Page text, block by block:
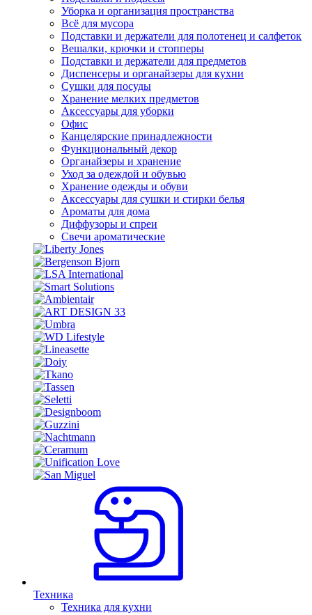
Уборка и организация пространства
Всё для мусора
Подставки и держатели для полотенец и салфеток
Вешалки, крючки и стопперы
Подставки и держатели для предметов
Диспенсеры и органайзеры для кухни
Сушки для посуды
Хранение мелких предметов
Аксессуары для уборки
Офис
Канцелярские принадлежности
Функциональный декор
Органайзеры и хранение
Уход за одеждой и обувью
Хранение одежды и обуви
Аксессуары для сушки и стирки белья
Ароматы для дома
Диффузоры и спреи
Свечи ароматические
Техника
Техника для кухни